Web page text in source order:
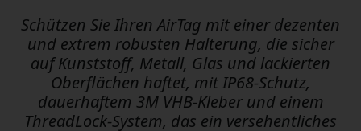
Schützen Sie Ihren AirTag mit einer dezenten
und extrem robusten Halterung, die sicher
auf Kunststoff, Metall, Glas und lackierten
Oberflächen haftet, mit IP68-Schutz,
dauerhaftem 3M VHB-Kleber und einem
ThreadLock-System, das ein versehentliches